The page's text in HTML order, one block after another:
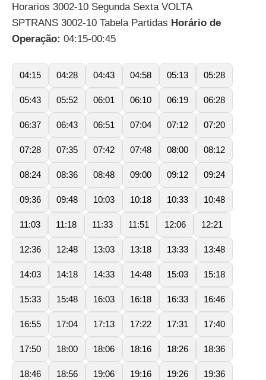
Horarios 3002-10 Segunda Sexta VOLTA
SPTRANS 3002-10 Tabela Partidas Horário de
Operação: 04:15-00:45
04:15 04:28 04:43 04:58 05:13 05:28
05:43 05:52 06:01 06:10 06:19 06:28
06:37 06:43 06:51 07:04 07:12 07:20
07:28 07:35 07:42 07:48 08:00 08:12
08:24 08:36 08:48 09:00 09:12 09:24
09:36 09:48 10:03 10:18 10:33 10:48
11:03 11:18 11:33 11:51 12:06 12:21
12:36 12:48 13:03 13:18 13:33 13:48
14:03 14:18 14:33 14:48 15:03 15:18
15:33 15:48 16:03 16:18 16:33 16:46
16:55 17:04 17:13 17:22 17:31 17:40
17:50 18:00 18:06 18:16 18:26 18:36
18:46 18:56 19:06 19:16 19:26 19:36